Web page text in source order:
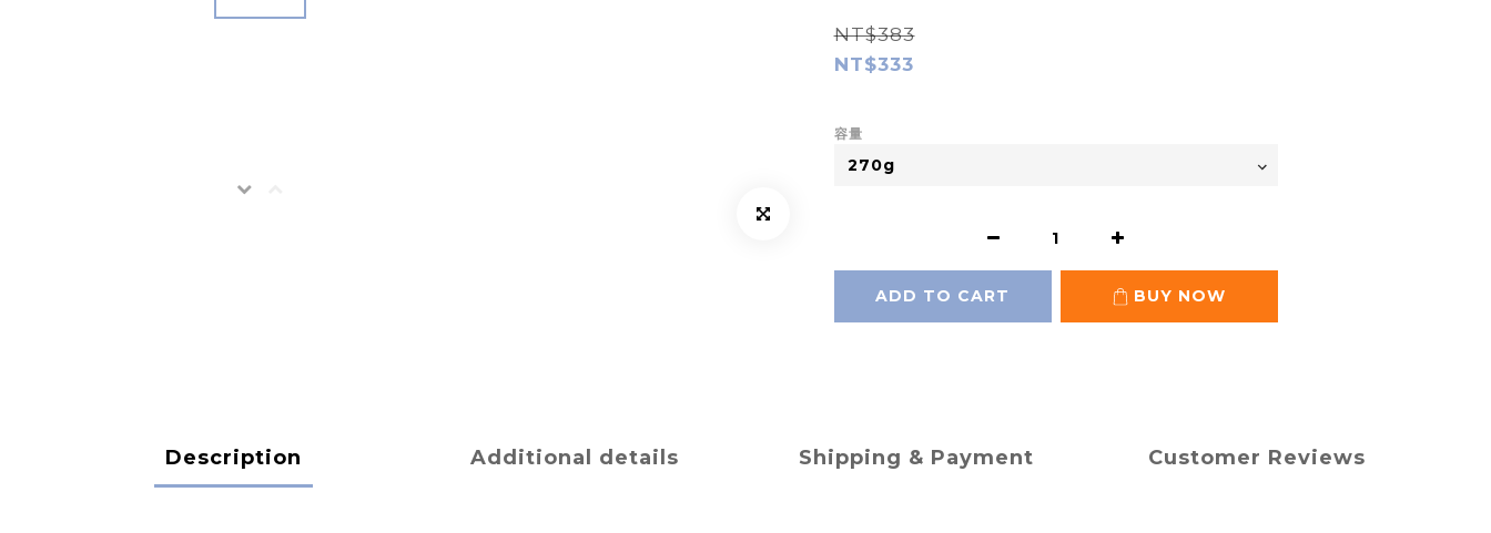
NT$383
NT$333
容量
ADD TO CART BUY NOW
Description Additional details Shipping & Payment Customer Reviews